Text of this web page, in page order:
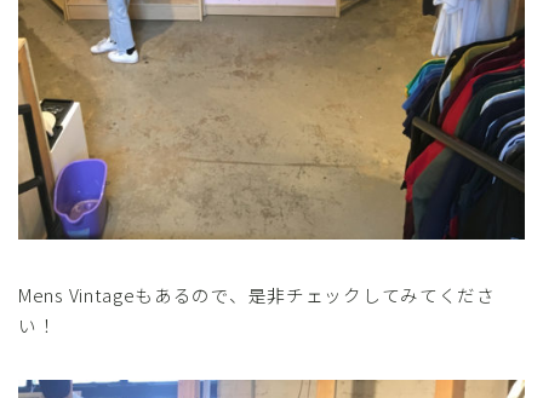
Mens Vintageもあるので、是非チェックしてみてくださ
い！